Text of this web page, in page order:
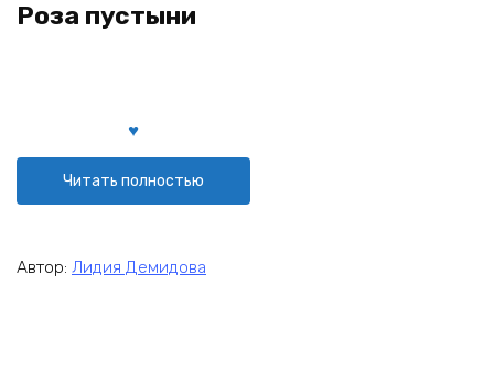
Роза пустыни
Читать полностью
Автор: Лидия Демидова